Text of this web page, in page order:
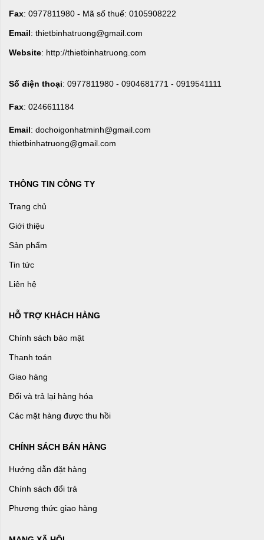
Fax: 0977811980 - Mã số thuế: 0105908222
Email: thietbinhatruong@gmail.com
Website: http://thietbinhatruong.com
Số điện thoại: 0977811980 - 0904681771 - 0919541111
Fax: 0246611184
Email: dochoigonhatminh@gmail.com
thietbinhatruong@gmail.com
THÔNG TIN CÔNG TY
Trang chủ
Giới thiệu
Sản phẩm
Tin tức
Liên hệ
HỖ TRỢ KHÁCH HÀNG
Chính sách bảo mật
Thanh toán
Giao hàng
Đổi và trả lại hàng hóa
Các mặt hàng được thu hồi
CHÍNH SÁCH BÁN HÀNG
Hướng dẫn đặt hàng
Chính sách đổi trả
Phương thức giao hàng